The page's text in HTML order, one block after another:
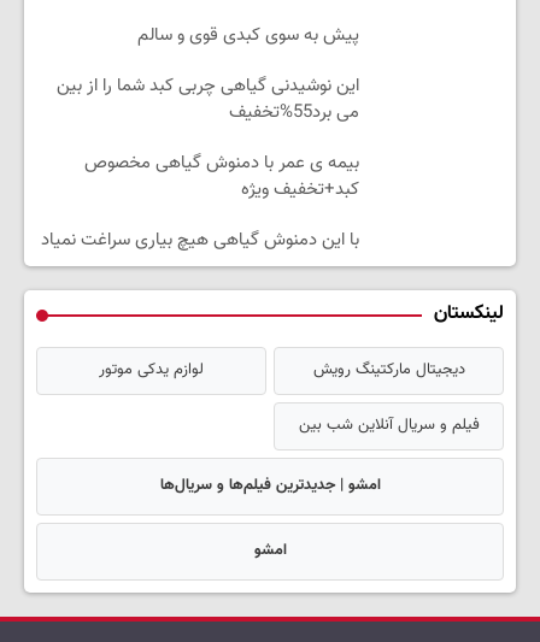
پیش به سوی کبدی قوی و سالم
این نوشیدنی گیاهی چربی کبد شما را از بین
می برد55%تخفیف
بیمه ی عمر با دمنوش گیاهی مخصوص
کبد+تخفیف ویژه
با این دمنوش گیاهی هیچ بیاری سراغت نمیاد
لینکستان
دیجیتال مارکتینگ رویش لوازم یدکی موتور
فیلم و سریال آنلاین شب بین
امشو | جدیدترین فیلم‌ها و سریال‌ها
امشو